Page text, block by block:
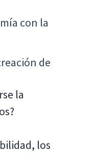
con la
de
la
los